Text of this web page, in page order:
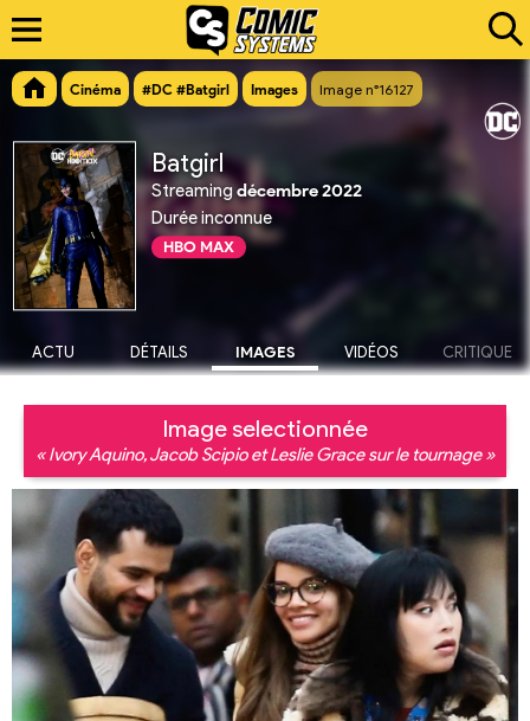
Cinéma #DC #Batgirl Images Image n°16127
Batgirl
Streaming décembre 2022
Durée inconnue
HBO MAX
ACTU DÉTAILS IMAGES VIDÉOS CRITIQUE
Image selectionnée
« Ivory Aquino, Jacob Scipio et Leslie Grace sur le tournage »